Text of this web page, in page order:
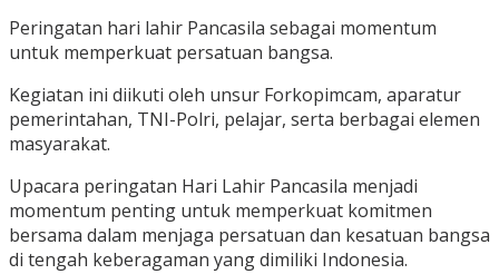
Peringatan hari lahir Pancasila sebagai momentum
untuk memperkuat persatuan bangsa.
Kegiatan ini diikuti oleh unsur Forkopimcam, aparatur
pemerintahan, TNI-Polri, pelajar, serta berbagai elemen
masyarakat.
Upacara peringatan Hari Lahir Pancasila menjadi
momentum penting untuk memperkuat komitmen
bersama dalam menjaga persatuan dan kesatuan bangsa
di tengah keberagaman yang dimiliki Indonesia.